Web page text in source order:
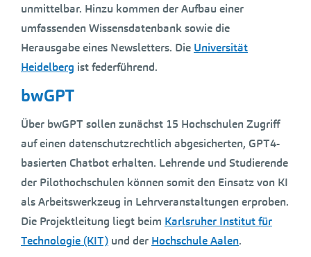
unmittelbar. Hinzu kommen der Aufbau einer
umfassenden Wissensdatenbank sowie die
Herausgabe eines Newsletters. Die Universität
Heidelberg ist federführend.
bwGPT
Über bwGPT sollen zunächst 15 Hochschulen Zugriff
auf einen datenschutzrechtlich abgesicherten, GPT4-
basierten Chatbot erhalten. Lehrende und Studierende
der Pilothochschulen können somit den Einsatz von KI
als Arbeitswerkzeug in Lehrveranstaltungen erproben.
Die Projektleitung liegt beim Karlsruher Institut für
Technologie (KIT) und der Hochschule Aalen.